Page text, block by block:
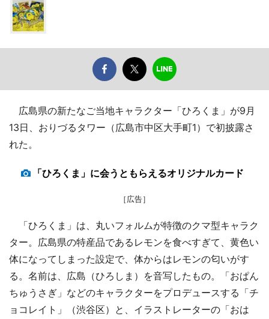
広島県の新たなご当地キャラクター「ひろくま」が9月
13日、おりづるタワー（広島市中区大手町1）で初披露さ
れた。
「ひろくま」に会うともらえるオリジナルカード
［広告］
「ひろくま」は、丸いフォルムが特徴のクマ型キャラク
ター。広島県の特産品であるレモンを食べすぎて、黄色い
体になってしまった設定で、体からはレモンの匂いがす
る。名前は、広島（ひろしま）を音写したもの。「おぱん
ちゅうさぎ」などのキャラクターをプロデュースする「チ
ョコレイト」（渋谷区）と、イラストレーターの「おは